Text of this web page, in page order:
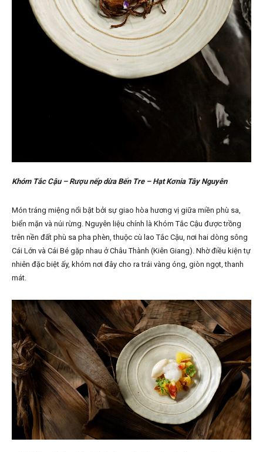
Khóm Tắc Cậu – Rượu nếp dừa Bến Tre – Hạt Kơnia Tây Nguyên
Món tráng miệng nổi bật bởi sự giao hòa hương vị giữa miền phù sa,
biển mặn và núi rừng. Nguyên liệu chính là Khóm Tắc Cậu được trồng
trên nền đất phù sa pha phèn, thuộc cù lao Tắc Cậu, nơi hai dòng sông
Cái Lớn và Cái Bé gặp nhau ở Châu Thành (Kiên Giang). Nhờ điều kiện tự
nhiên đặc biệt ấy, khóm nơi đây cho ra trái vàng óng, giòn ngọt, thanh
mát.